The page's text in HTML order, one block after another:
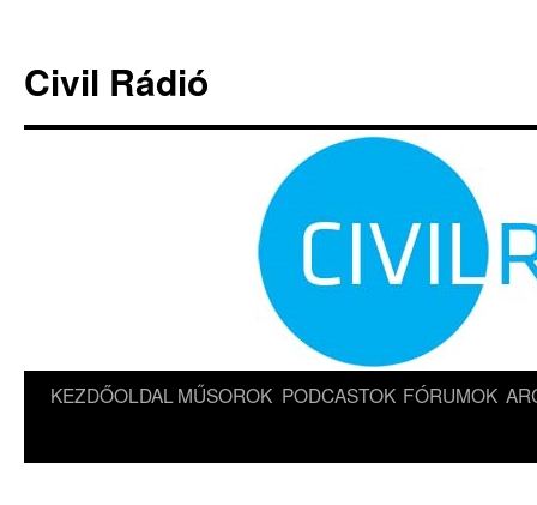
tartalomba
Civil Rádió
KEZDŐOLDAL MŰSOROK PODCASTOK FÓRUMOK